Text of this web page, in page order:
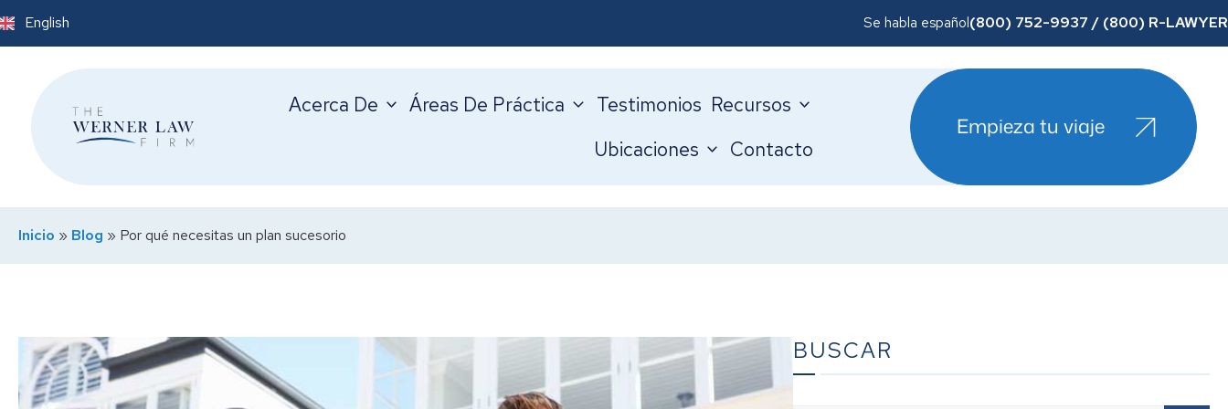
English Se habla español(800) 752-9937 / (800) R-LAWYER
Acerca De Áreas De Práctica Testimonios Recursos
Ubicaciones
Contacto
Empieza tu viaje
Inicio » Blog » Por qué necesitas un plan sucesorio
BUSCAR